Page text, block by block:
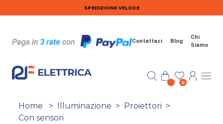
Salta al contenuto principaleSPEDIZIONE VELOCE
Contattaci Blog
Chi
Siamo
0
Home > Illuminazione > Proiettori >
Con sensori